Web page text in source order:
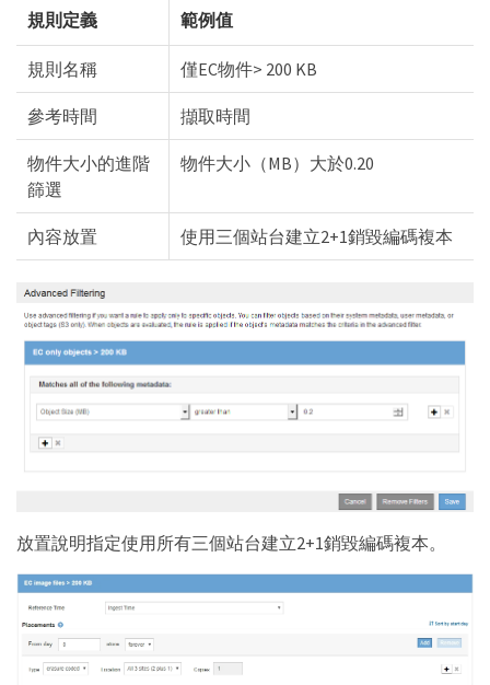
規則定義 範例值
規則名稱 僅EC物件> 200 KB
參考時間 擷取時間
物件大小的進階
篩選
物件大小（MB）大於0.20
內容放置 使用三個站台建立2+1銷毀編碼複本
放置說明指定使用所有三個站台建立2+1銷毀編碼複本。